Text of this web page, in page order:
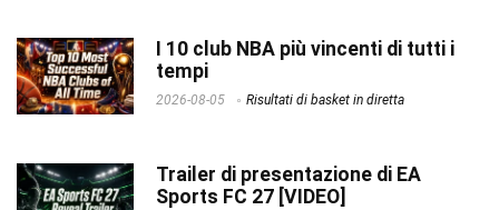
I 10 club NBA più vincenti di tutti i
tempi
2026-08-05 Risultati di basket in diretta
Trailer di presentazione di EA
Sports FC 27 [VIDEO]